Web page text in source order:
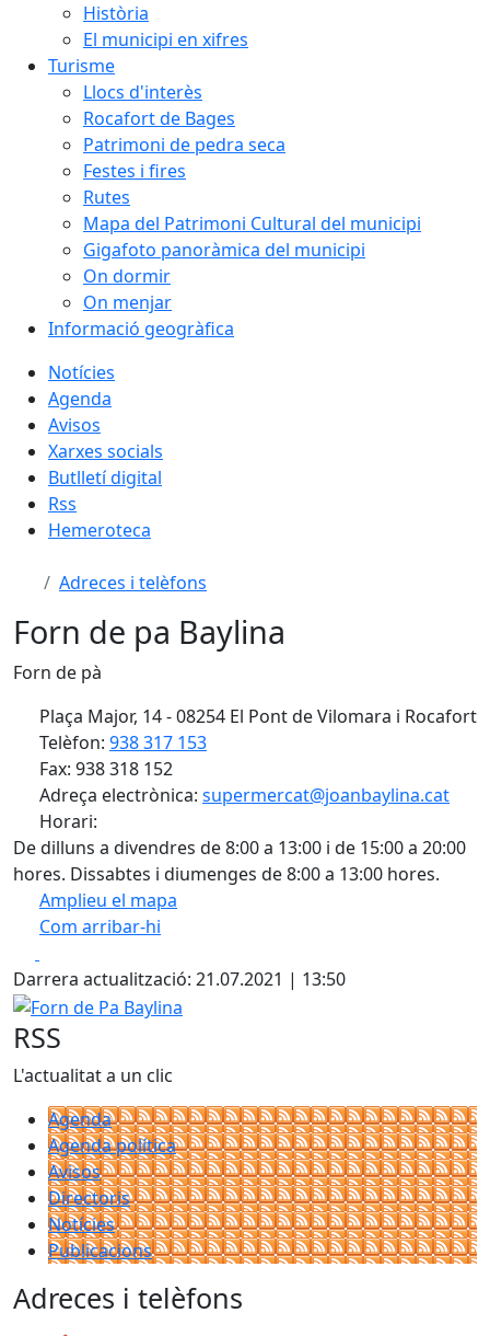
Història
El municipi en xifres
Turisme
Llocs d'interès
Rocafort de Bages
Patrimoni de pedra seca
Festes i fires
Rutes
Mapa del Patrimoni Cultural del municipi
Gigafoto panoràmica del municipi
On dormir
On menjar
Informació geogràfica
Notícies
Agenda
Avisos
Xarxes socials
Butlletí digital
Rss
Hemeroteca
Adreces i telèfons
Forn de pa Baylina
Forn de pà
Plaça Major, 14 - 08254 El Pont de Vilomara i Rocafort
Telèfon: 938 317 153
Fax: 938 318 152
Adreça electrònica: supermercat@joanbaylina.cat
Horari:
De dilluns a divendres de 8:00 a 13:00 i de 15:00 a 20:00
hores. Dissabtes i diumenges de 8:00 a 13:00 hores.
Amplieu el mapa
Com arribar-hi
+
−
Darrera actualització: 21.07.2021 | 13:50
Forn de Pa Baylina
RSS
L'actualitat a un clic
Agenda
Agenda política
Avisos
Directoris
Notícies
Publicacions
Adreces i telèfons